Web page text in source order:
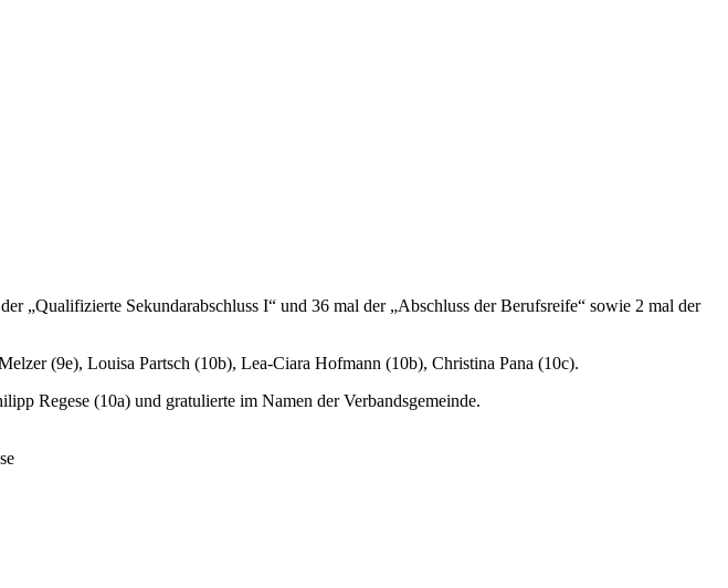
„Qualifizierte Sekundarabschluss I“ und 36 mal der „Abschluss der Berufsreife“ sowie 2 mal der
(9e), Louisa Partsch (10b), Lea-Ciara Hofmann (10b), Christina Pana (10c).
Regese (10a) und gratulierte im Namen der Verbandsgemeinde.